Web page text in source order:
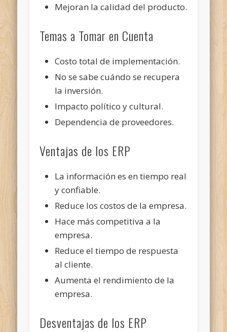
Mejoran la calidad del producto.
Temas a Tomar en Cuenta
Costo total de implementación.
No se sabe cuándo se recupera
la inversión.
Impacto político y cultural.
Dependencia de proveedores.
Ventajas de los ERP
La información es en tiempo real
y confiable.
Reduce los costos de la empresa.
Hace más competitiva a la
empresa.
Reduce el tiempo de respuesta
al cliente.
Aumenta el rendimiento de la
empresa.
Desventajas de los ERP